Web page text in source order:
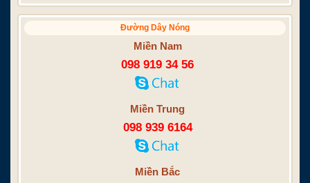
Đường Dây Nóng
Miền Nam
098 919 34 56
Miền Trung
098 939 6164
Miền Bắc